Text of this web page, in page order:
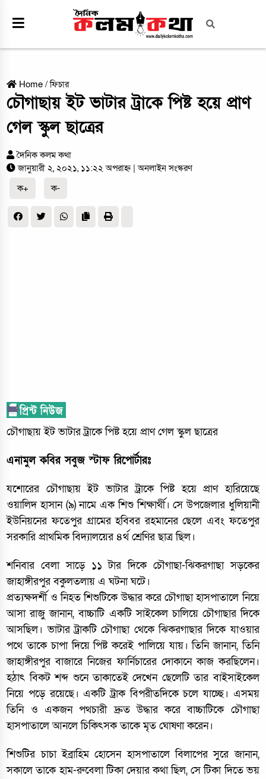
Home /ফিচার
চৌগাছায় ইট ভাটার ট্রাকে পিষ্ট হয়ে প্রাণ
গেল স্কুল ছাত্রের
দৈনিক কলম কথা
জানুয়ারী ২, ২০২১, ১১:২২ অপরাহ্ন | অনলাইন সংস্করণ
ক+
ক-
চৌগাছায় ইট ভাটার ট্রাকে পিষ্ট হয়ে প্রাণ গেল স্কুল ছাত্রের
এনামুল কবির সবুজ স্টাফ রিপোর্টারঃ
যশোরের চৌগাছায় ইট ভাটার ট্রাকে পিষ্ট হয়ে প্রাণ হারিয়েছে
ওয়ালিদ হাসান (৯) নামে এক শিশু শিক্ষার্থী। সে উপজেলার ধুলিয়ানী
ইউনিয়নের ফতেপুর গ্রামের হবিবর রহমানের ছেলে এবং ফতেপুর
সরকারি প্রাথমিক বিদ্যালয়ের ৪র্থ শ্রেণির ছাত্র ছিল।
শনিবার বেলা সাড়ে ১১ টার দিকে চৌগাছা-ঝিকরগাছা সড়কের
জাহাঙ্গীরপুর বকুলতলায় এ ঘটনা ঘটে।
প্রত্যক্ষদর্শী ও নিহত শিশুটিকে উদ্ধার করে চৌগাছা হাসপাতালে নিয়ে
আসা রাজু জানান, বাচ্চাটি একটি সাইকেল চালিয়ে চৌগাছার দিকে
আসছিল। ভাটার ট্রাকটি চৌগাছা থেকে ঝিকরগাছার দিকে যাওয়ার
পথে তাকে চাপা দিয়ে পিষ্ট করেই পালিয়ে যায়। তিনি জানান, তিনি
জাহাঙ্গীরপুর বাজারে নিজের ফার্নিচারের দোকানে কাজ করছিলেন।
হঠাৎ বিকট শব্দ শুনে তাকাতেই দেখেন ছেলেটি তার বাইসাইকেল
নিয়ে পড়ে রয়েছে। একটি ট্রাক বিপরীতদিকে চলে যাচ্ছে। এসময়
তিনি ও একজন পথচারী দ্রুত উদ্ধার করে বাচ্চাটিকে চৌগাছা
হাসপাতালে আনলে চিকিৎসক তাকে মৃত ঘোষণা করেন।
শিশুটির চাচা ইব্রাহিম হোসেন হাসপাতালে বিলাপের সুরে জানান,
সকালে তাকে হাম-রুবেলা টিকা দেয়ার কথা ছিল, সে টিকা দিতে ভয়